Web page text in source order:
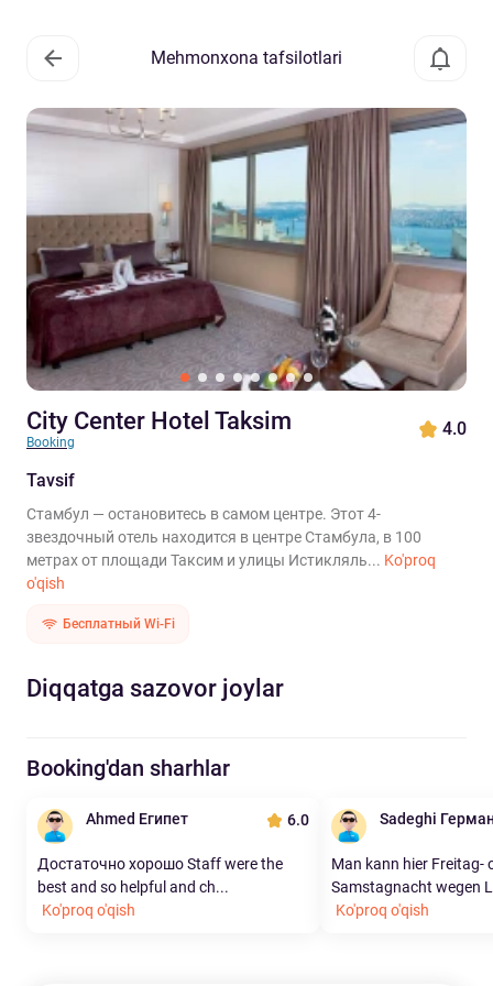
Mehmonxona tafsilotlari
City Center Hotel Taksim
Booking
4.0
Tavsif
Стамбул — остановитесь в самом центре. Этот 4-
звездочный отель находится в центре Стамбула, в 100
метрах от площади Таксим и улицы Истикляль... Ko'proq
o'qish
Бесплатный Wi-Fi
Diqqatga sazovor joylar
Booking'dan sharhlar
Ahmed Египет 6.0
Достаточно хорошо Staff were the
best and so helpful and ch...
Ko'proq o'qish
Sadeghi
Man kann hier Freitag-
Samstagnacht wegen
Ko'proq o'qish